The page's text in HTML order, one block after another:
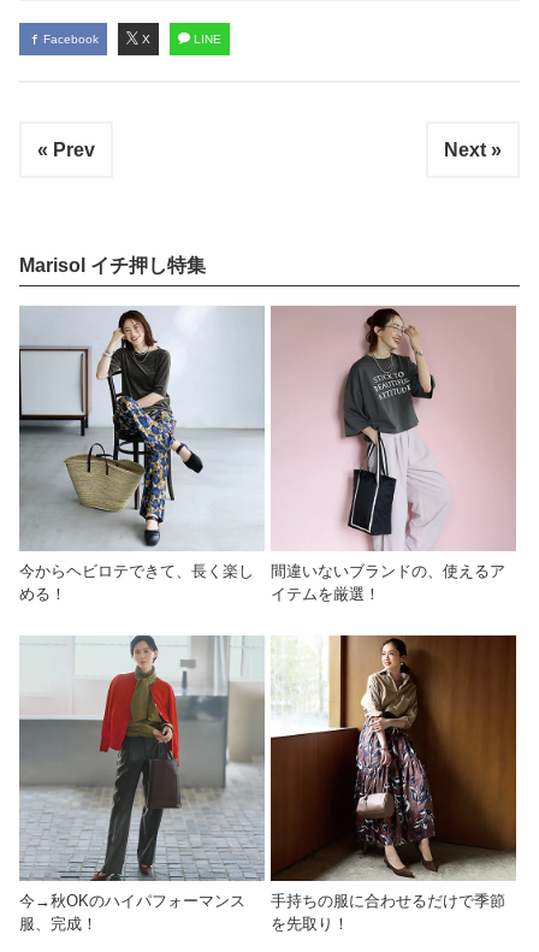
Facebook X LINE
« Prev Next »
Marisol イチ押し特集
今からヘビロテできて、長く楽し
める！
間違いないブランドの、使えるア
イテムを厳選！
今→秋OKのハイパフォーマンス
服、完成！
手持ちの服に合わせるだけで季節
を先取り！